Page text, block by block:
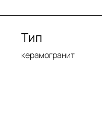
Тип
керамогранит